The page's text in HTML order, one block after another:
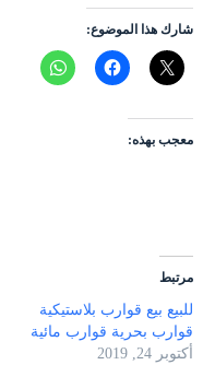
شارك هذا الموضوع:
معجب بهذه:
مرتبط
للبيع بيع قوارب بلاستيكية
قوارب بحرية قوارب مائية
أكتوبر 24, 2019